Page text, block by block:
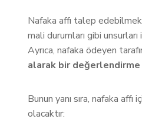
Nafaka affı talep
mali durumları gibi
Ayrıca, nafaka ödeyen
alarak bir değerlendirme
Bunun yanı sıra, nafaka
olacaktır: